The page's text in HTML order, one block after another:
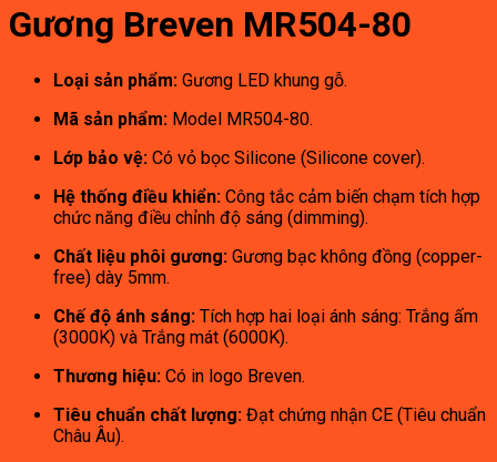
Gương Breven MR504-80
Loại sản phẩm: Gương LED khung gỗ.
Mã sản phẩm: Model MR504-80.
Lớp bảo vệ: Có vỏ bọc Silicone (Silicone cover).
Hệ thống điều khiển: Công tắc cảm biến chạm tích hợp
chức năng điều chỉnh độ sáng (dimming).
Chất liệu phôi gương: Gương bạc không đồng (copper-
free) dày 5mm.
Chế độ ánh sáng: Tích hợp hai loại ánh sáng: Trắng ấm
(3000K) và Trắng mát (6000K).
Thương hiệu: Có in logo Breven.
Tiêu chuẩn chất lượng: Đạt chứng nhận CE (Tiêu chuẩn
Châu Âu).